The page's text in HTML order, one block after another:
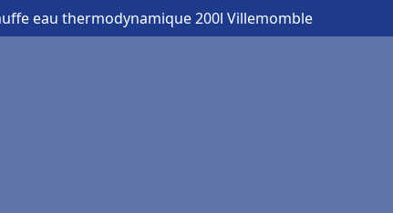
eau thermodynamique 200l Villemomble